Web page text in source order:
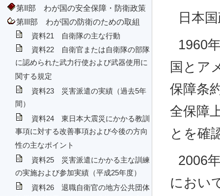
第II部 わが国の安全保障・防衛政策
第III部 わが国の防衛のための取組
資料21 自衛隊の主な行動
資料22 自衛官または自衛隊の部隊
に認められた武力行使および武器使用に
関する規定
資料23 災害派遣の実績（過去5年
間）
資料24 東日本大震災にかかる教訓
事項に対する改善事項および今後の方向
性の主なポイント
資料25 災害派遣にかかる主な訓練
の実施および参加実績（平成25年度）
資料26 退職自衛官の地方公共団体
日本
1960
国とア
保障条
全保障
とを確
2006
におい